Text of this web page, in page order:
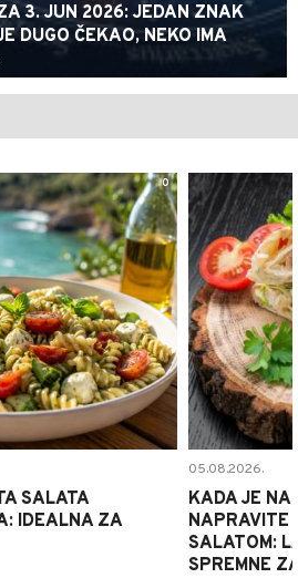
3. JUN 2026: JEDAN ZNAK
DUGO ČEKAO, NEKO IMA
0
SALATA
IDEALNA ZA
05.08.2026.
KADA JE
NAPRAVITE
SALATOM:
SPREMNE